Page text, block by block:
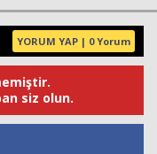
YORUM YAP | 0 Yorum
siz olun.